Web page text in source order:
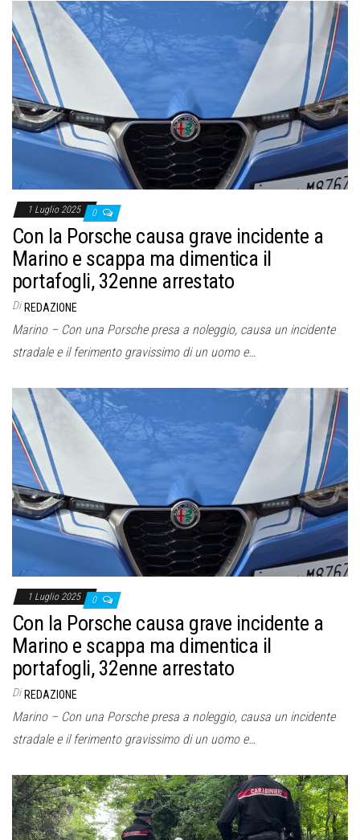
1 Luglio 2025 0
Con la Porsche causa grave incidente a
Marino e scappa ma dimentica il
portafogli, 32enne arrestato
Di REDAZIONE
Marino – Con una Porsche presa a noleggio, causa un incidente
stradale e il ferimento gravissimo di un uomo e…
1 Luglio 2025 0
Con la Porsche causa grave incidente a
Marino e scappa ma dimentica il
portafogli, 32enne arrestato
Di REDAZIONE
Marino – Con una Porsche presa a noleggio, causa un incidente
stradale e il ferimento gravissimo di un uomo e…